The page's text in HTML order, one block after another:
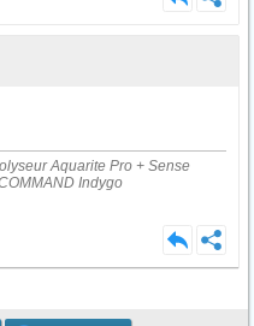
Aquarite Pro + Sense
Indygo